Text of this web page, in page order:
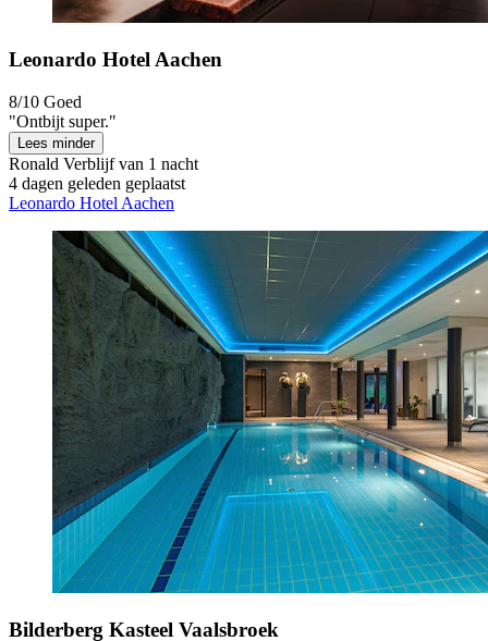
Leonardo Hotel Aachen
8/10 Goed
"Ontbijt super."
Lees minder
Ronald Verblijf van 1 nacht
4 dagen geleden geplaatst
Leonardo Hotel Aachen
Bilderberg Kasteel Vaalsbroek